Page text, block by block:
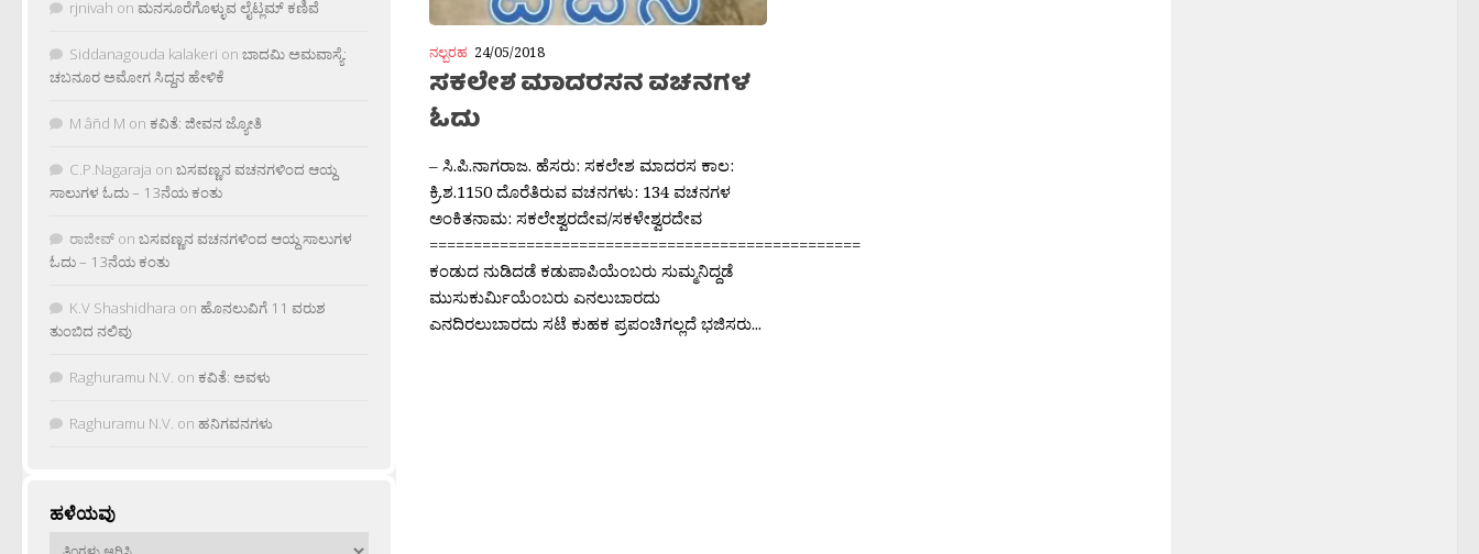
ನಲ್ಬರಹ 24/05/2018
ಸಕಲೇಶ ಮಾದರಸನ ವಚನಗಳ
ಓದು
– ಸಿ.ಪಿ.ನಾಗರಾಜ. ಹೆಸರು: ಸಕಲೇಶ ಮಾದರಸ ಕಾಲ:
ಕ್ರಿ.ಶ.1150 ದೊರೆತಿರುವ ವಚನಗಳು: 134 ವಚನಗಳ
ಅಂಕಿತನಾಮ: ಸಕಲೇಶ್ವರದೇವ/ಸಕಳೇಶ್ವರದೇವ
=================================================
ಕಂಡುದ ನುಡಿದಡೆ ಕಡುಪಾಪಿಯೆಂಬರು ಸುಮ್ಮನಿದ್ದಡೆ
ಮುಸುಕುರ್ಮಿಯೆಂಬರು ಎನಲುಬಾರದು
ಎನದಿರಲುಬಾರದು ಸಟೆ ಕುಹಕ ಪ್ರಪಂಚಿಗಲ್ಲದೆ ಭಜಿಸರು...
rjnivah on ಮನಸೂರೆಗೊಳ್ಳುವ ಲೈಟ್ಲಮ್ ಕಣಿವೆ
Siddanagouda kalakeri on ಬಾದಮಿ ಅಮವಾಸ್ಯೆ:
ಚಬನೂರ ಅಮೋಗ ಸಿದ್ದನ ಹೇಳಿಕೆ
M âñd M on ಕವಿತೆ: ಜೀವನ ಜ್ಯೋತಿ
C.P.Nagaraja on ಬಸವಣ್ಣನ ವಚನಗಳಿಂದ ಆಯ್ದ
ಸಾಲುಗಳ ಓದು – 13ನೆಯ ಕಂತು
ರಾಜೀವ್ on ಬಸವಣ್ಣನ ವಚನಗಳಿಂದ ಆಯ್ದ ಸಾಲುಗಳ
ಓದು – 13ನೆಯ ಕಂತು
K.V Shashidhara on ಹೊನಲುವಿಗೆ 11 ವರುಶ
ತುಂಬಿದ ನಲಿವು
Raghuramu N.V. on ಕವಿತೆ: ಅವಳು
Raghuramu N.V. on ಹನಿಗವನಗಳು
ಹಳೆಯವು
ಹಳೆಯವು